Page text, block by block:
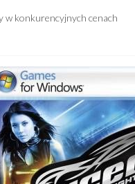
w konkurencyjnych cenach